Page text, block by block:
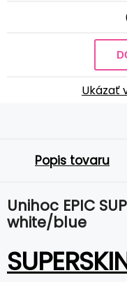
Ukázať
Popis tovaru
Unihoc EPIC
white/blue